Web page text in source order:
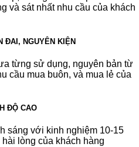
và sát nhất nhu cầu của khách
ĐAI, NGUYÊN KIỆN
từng sử dụng, nguyên bản từ
cầu mua buôn, và mua lẻ của
ĐỘ CAO
sáng với kinh nghiệm 10-15
lòng của khách hàng